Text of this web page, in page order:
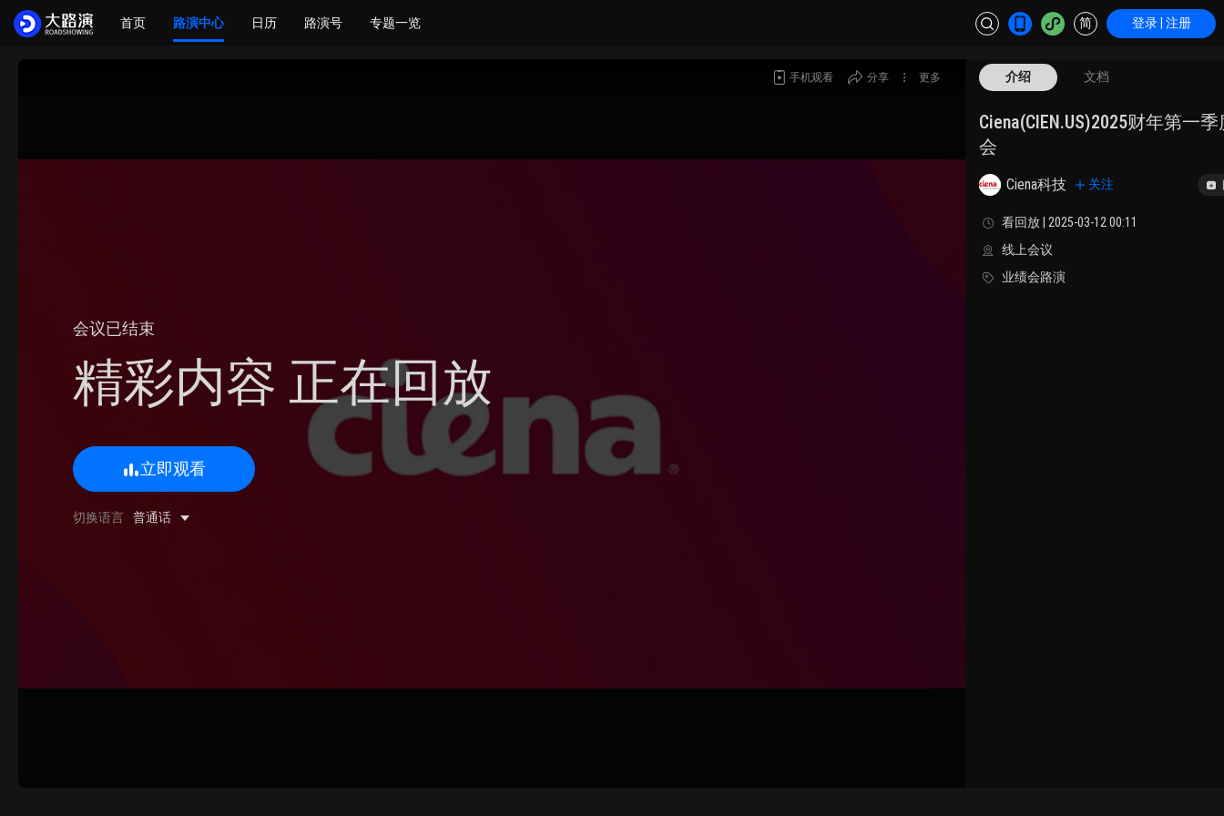
首页 路演中心 日历 路演号 专题一览 简 登录 | 注册
手机观看 分享 更多
会议已结束
精彩内容 正在回放
立即观看
切换语言 普通话
介绍 文档
Ciena(CIEN.US)2025财年第一
会
Ciena科技 关注
看回放 | 2025-03-12 00:11
线上会议
业绩会路演
0/500 字